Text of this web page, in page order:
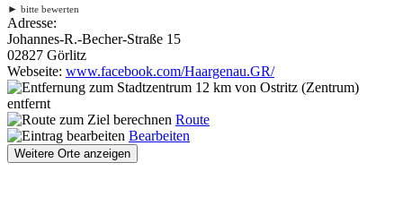
► bitte bewerten
Adresse:
Johannes-R.-Becher-Straße 15
02827 Görlitz
Webseite: www.facebook.com/Haargenau.GR/
12 km von Ostritz (Zentrum)
entfernt
Route
Bearbeiten
Weitere Orte anzeigen